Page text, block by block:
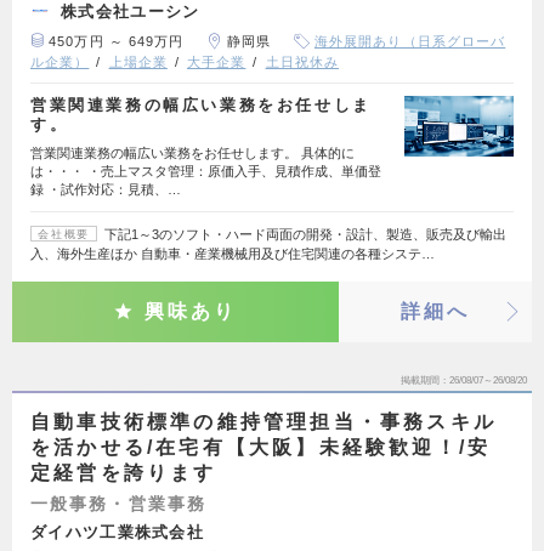
株式会社ユーシン
450万円 ～ 649万円 静岡県
海外展開あり（日系グローバ
ル企業）
上場企業 大手企業 土日祝休み
営業関連業務の幅広い業務をお任せしま
す。
営業関連業務の幅広い業務をお任せします。 具体的に
は・・・ ・売上マスタ管理：原価入手、見積作成、単価登
録 ・試作対応：見積、…
会社概要
下記1～3のソフト・ハード両面の開発・設計、製造、販売及び輸出
入、海外生産ほか 自動車・産業機械用及び住宅関連の各種システ…
興味あり 詳細へ
掲載期間 26/08/07～26/08/20
自動車技術標準の維持管理担当・事務スキル
を活かせる/在宅有【大阪】未経験歓迎！/安
定経営を誇ります
一般事務・営業事務
ダイハツ工業株式会社